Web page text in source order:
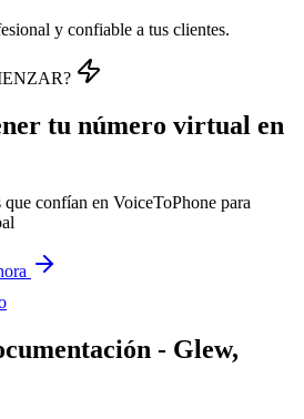
y confiable a tus clientes.
tu número virtual en
que confían en VoiceToPhone para
- Glew,